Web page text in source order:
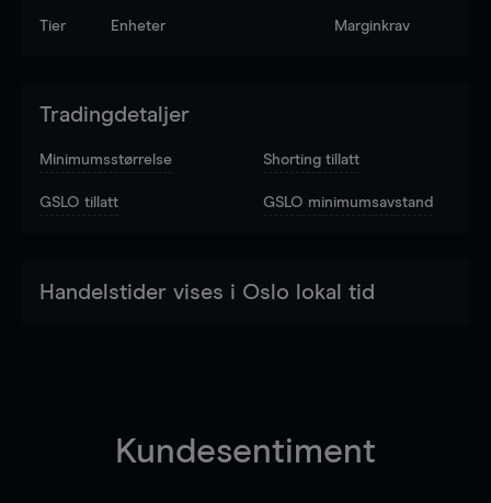
Tier Enheter Marginkrav
Tradingdetaljer
Minimumsstørrelse Shorting tillatt
GSLO tillatt GSLO minimumsavstand
Handelstider vises i Oslo lokal tid
Kundesentiment